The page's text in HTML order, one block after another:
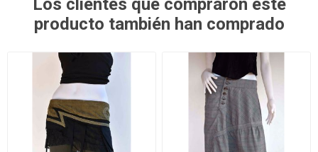
Los clientes que compraron este
producto también han comprado